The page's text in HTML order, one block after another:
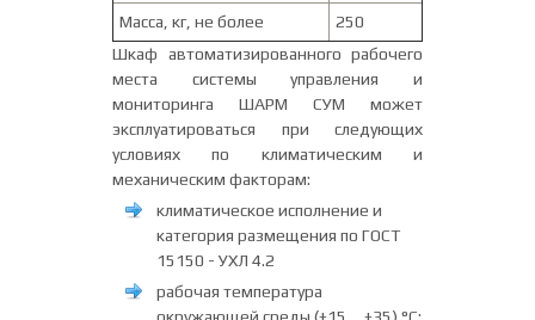
Масса, кг, не более
250
Шкаф автоматизированного рабочего
места системы управления и
мониторинга ШАРМ СУМ может
эксплуатироваться при следующих
условиях по климатическим и
механическим факторам:
климатическое исполнение и
категория размещения по ГОСТ
15150 - УХЛ 4.2
рабочая температура
окружающей среды (+15 … +35) °С;